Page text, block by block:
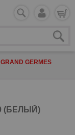
GERMES
(БЕЛЫЙ)